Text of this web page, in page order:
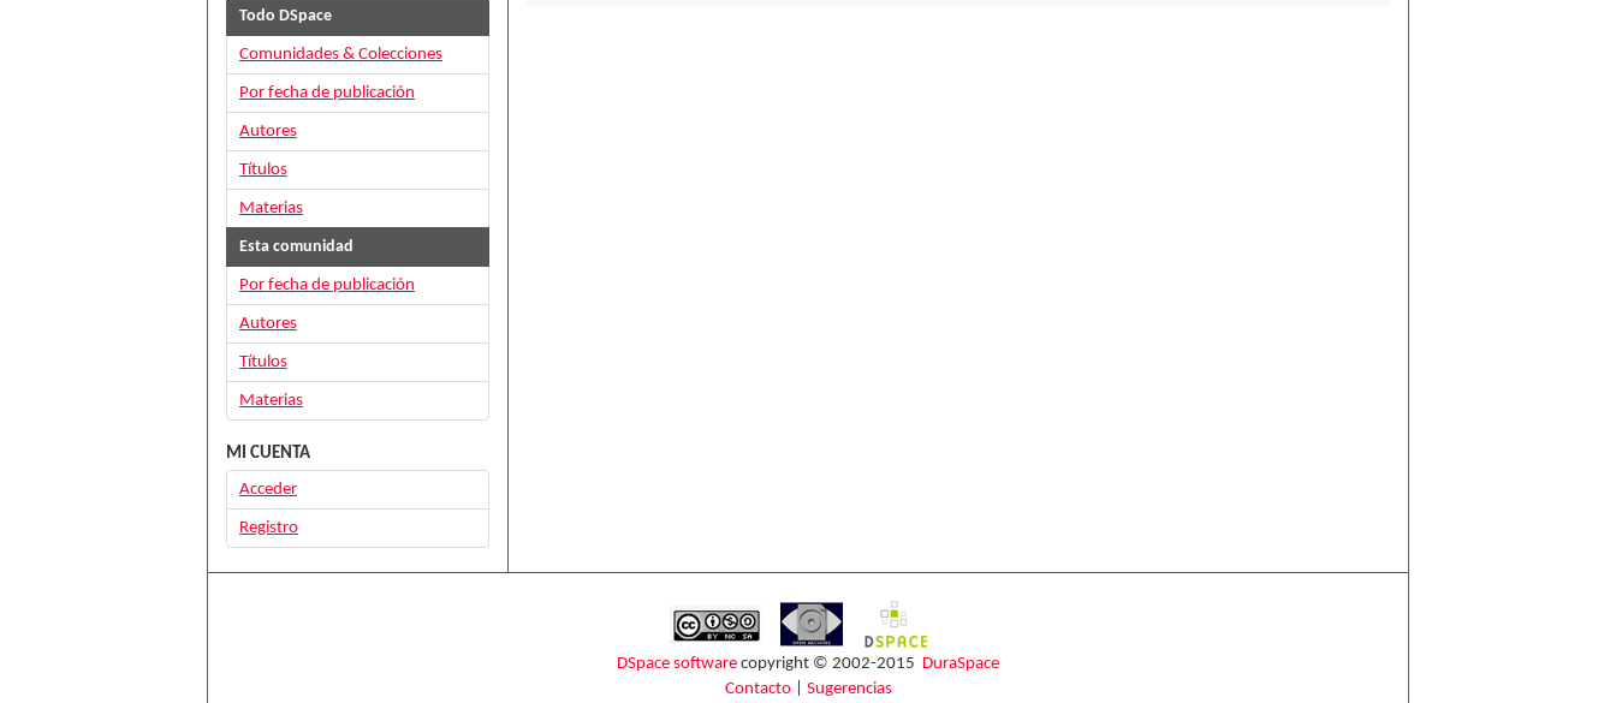
Todo DSpace
Comunidades & Colecciones
Por fecha de publicación
Autores
Títulos
Materias
Esta comunidad
Por fecha de publicación
Autores
Títulos
Materias
MI CUENTA
Acceder
Registro
DSpace software copyright © 2002-2015 DuraSpace
Contacto| Sugerencias